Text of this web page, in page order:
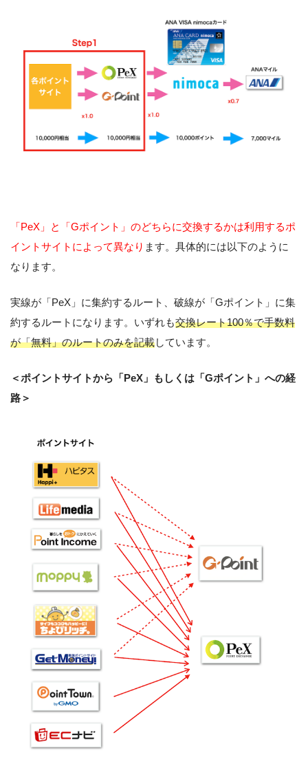
「PeX」と「Gポイント」のどちらに交換するかは利用するポ
イントサイトによって異なり ます。具体的には以下のように
なります。
実線が「PeX」に集約するルート、破線が「Gポイント」に集
約するルートになります。いずれも交換レート100％で手数料
が「無料」のルートのみを記載しています。
＜ポイントサイトから「PeX」もしくは「Gポイント」への経
路＞